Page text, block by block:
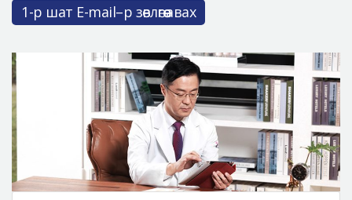
1-р шат E-mail–р зөвлөгөө авах